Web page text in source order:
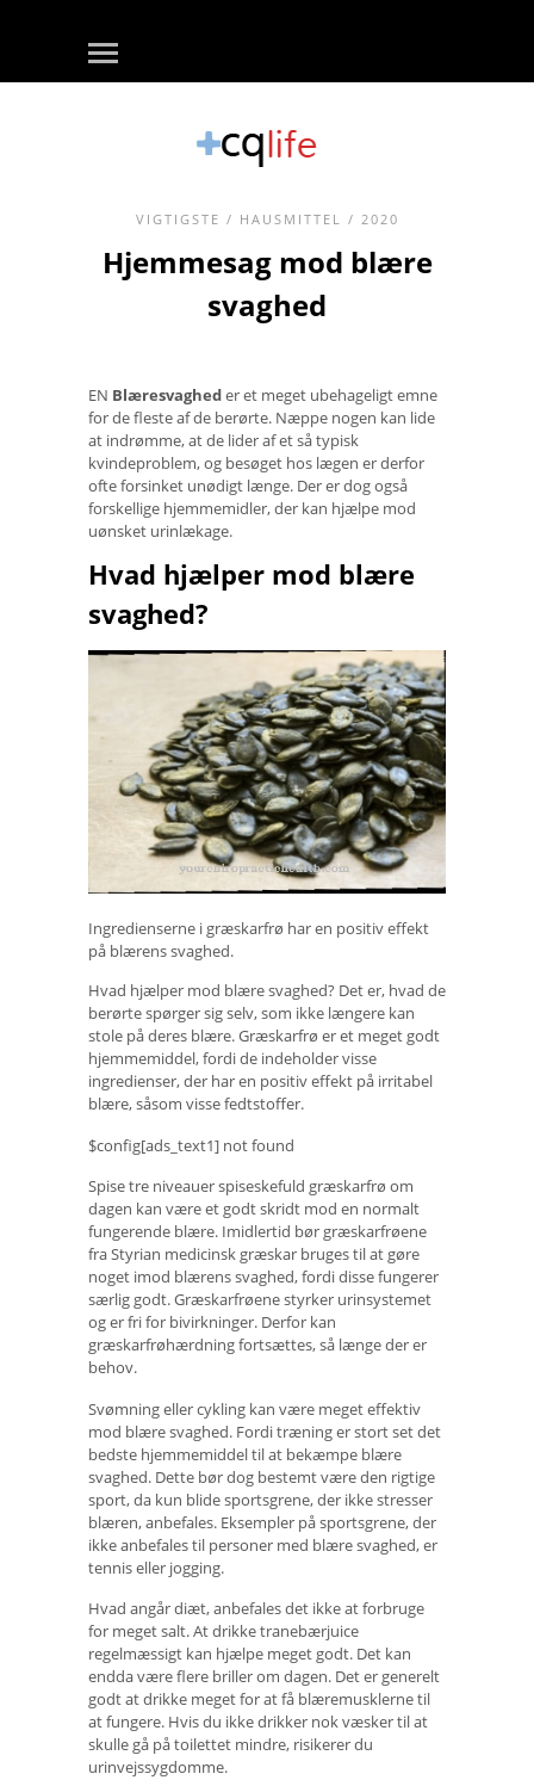
VIGTIGSTE / HAUSMITTEL / 2020
Hjemmesag mod blære
svaghed
EN Blæresvagheder et meget ubehageligt emne
for de fleste af de berørte. Næppe nogen kan lide
at indrømme, at de lider af et så typisk
kvindeproblem, og besøget hos lægen er derfor
ofte forsinket unødigt længe. Der er dog også
forskellige hjemmemidler, der kan hjælpe mod
uønsket urinlækage.
Hvad hjælper mod blære
svaghed?
Ingredienserne i græskarfrø har en positiv effekt
på blærens svaghed.
Hvad hjælper mod blære svaghed? Det er, hvad de
berørte spørger sig selv, som ikke længere kan
stole på deres blære. Græskarfrø er et meget godt
hjemmemiddel, fordi de indeholder visse
ingredienser, der har en positiv effekt på irritabel
blære, såsom visse fedtstoffer.
$config[ads_text1] not found
Spise tre niveauer spiseskefuld græskarfrø om
dagen kan være et godt skridt mod en normalt
fungerende blære. Imidlertid bør græskarfrøene
fra Styrian medicinsk græskar bruges til at gøre
noget imod blærens svaghed, fordi disse fungerer
særlig godt. Græskarfrøene styrker urinsystemet
og er fri for bivirkninger. Derfor kan
græskarfrøhærdning fortsættes, så længe der er
behov.
Svømning eller cykling kan være meget effektiv
mod blære svaghed. Fordi træning er stort set det
bedste hjemmemiddel til at bekæmpe blære
svaghed. Dette bør dog bestemt være den rigtige
sport, da kun blide sportsgrene, der ikke stresser
blæren, anbefales. Eksempler på sportsgrene, der
ikke anbefales til personer med blære svaghed, er
tennis eller jogging.
Hvad angår diæt, anbefales det ikke at forbruge
for meget salt. At drikke tranebærjuice
regelmæssigt kan hjælpe meget godt. Det kan
endda være flere briller om dagen. Det er generelt
godt at drikke meget for at få blæremusklerne til
at fungere. Hvis du ikke drikker nok væsker til at
skulle gå på toilettet mindre, risikerer du
urinvejssygdomme.